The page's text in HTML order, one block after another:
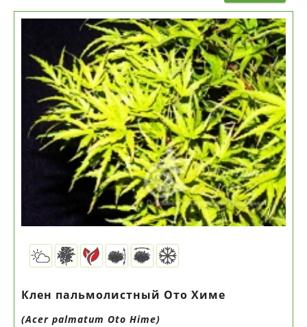
Клен пальмолистный Ото Химе
(Acer palmatum Oto Hime)